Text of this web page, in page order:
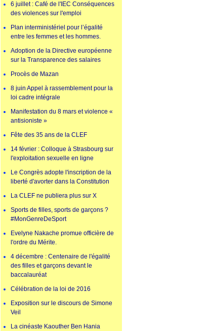
6 juillet : Café de l'IEC Conséquences
des violences sur l'emploi
Plan interministériel pour l’égalité
entre les femmes et les hommes.
Adoption de la Directive européenne
sur la Transparence des salaires
Procès de Mazan
8 juin Appel à rassemblement pour la
loi cadre intégrale
Manifestation du 8 mars et violence «
antisioniste »
Fête des 35 ans de la CLEF
14 février : Colloque à Strasbourg sur
l'exploitation sexuelle en ligne
Le Congrès adopte l'inscription de la
liberté d'avorter dans la Constitution
La CLEF ne publiera plus sur X
Sports de filles, sports de garçons ?
#MonGenreDeSport
Evelyne Nakache promue officière de
l'ordre du Mérite.
4 décembre : Centenaire de l'égalité
des filles et garçons devant le
baccalauréat
Célébration de la loi de 2016
Exposition sur le discours de Simone
Veil
La cinéaste Kaouther Ben Hania